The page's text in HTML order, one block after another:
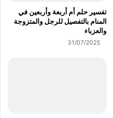
تفسير حلم أم أربعة وأربعين في
المنام بالتفصيل للرجل والمتزوجة
والعزباء
31/07/2025